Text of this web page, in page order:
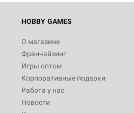
HOBBY GAMES
О магазине
Франчайзинг
Игры оптом
Корпоративные подарки
Работа у нас
Новости
империи: Боевая тревога
799
Настольная игра Hobby World
империи. Четвёртая редакция:
Рубеж
12 990